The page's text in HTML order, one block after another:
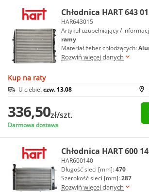
Chłodnica HART 643
HAR643015
Artykuł uzupełniający /
ramy
Materiał żeber chłodzących:
Rozwiń więcej danych
Kup na raty
U ciebie:czw. 13.08
336,50zł/szt.
Darmowa dostawa
Chłodnica HART 600
HAR600140
Długość sieci [mm]:470
Szerokość sieci [mm]:287
Rozwiń więcej danych